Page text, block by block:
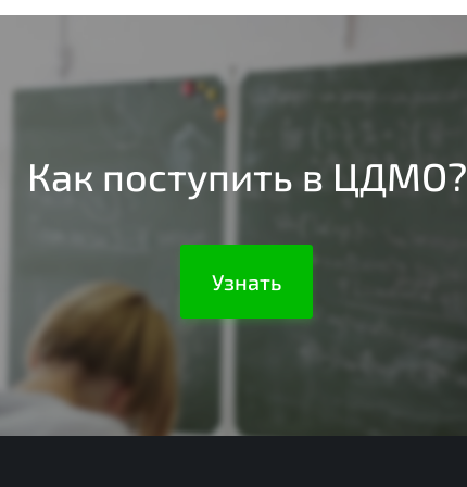
Как поступить в ЦДМО?
Узнать